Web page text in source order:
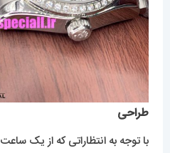
طراحی
با توجه به انتظاراتی که از یک